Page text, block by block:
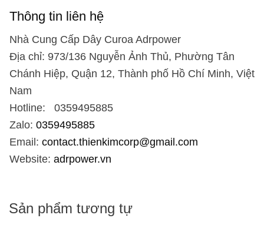
Thông tin liên hệ
Nhà Cung Cấp Dây Curoa Adrpower
Địa chỉ: 973/136 Nguyễn Ảnh Thủ, Phường Tân
Chánh Hiệp, Quận 12, Thành phố Hồ Chí Minh, Việt
Nam
Hotline: 0359495885
Zalo: 0359495885
Email: contact.thienkimcorp@gmail.com
Website: adrpower.vn
Sản phẩm tương tự